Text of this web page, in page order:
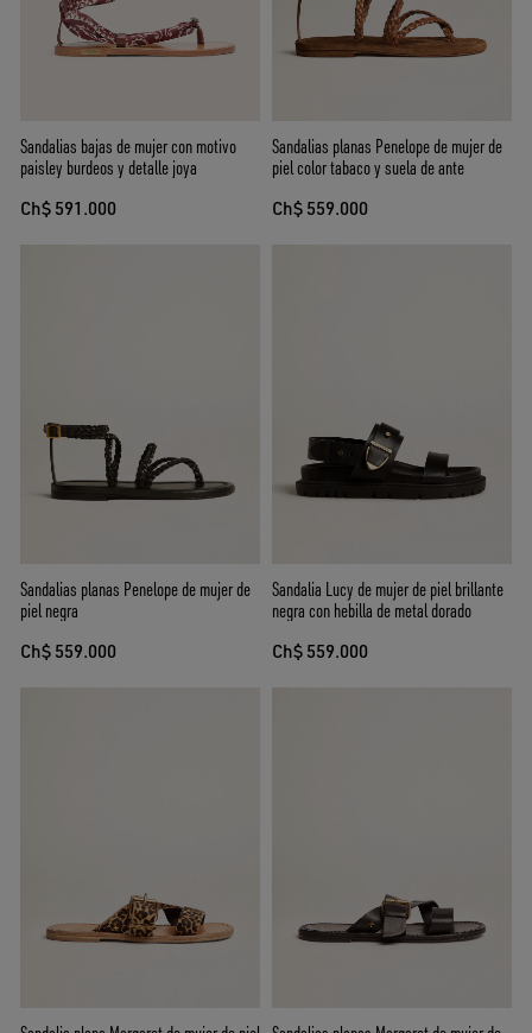
Sandalias bajas de mujer con motivo
paisley burdeos y detalle joya
Ch$ 591.000
Sandalias planas Penelope de mujer de
piel color tabaco y suela de ante
Ch$ 559.000
Sandalias planas Penelope de mujer de
piel negra
Ch$ 559.000
Sandalia Lucy de mujer de piel brillante
negra con hebilla de metal dorado
Ch$ 559.000